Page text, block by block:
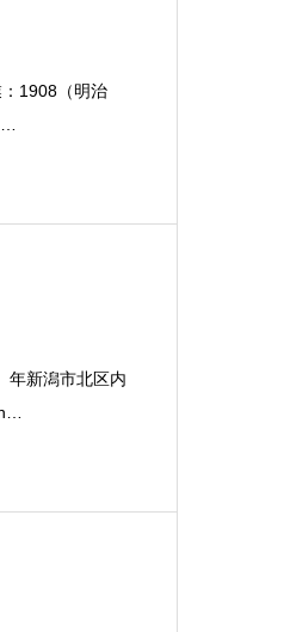
1908（明治
年新潟市北区内